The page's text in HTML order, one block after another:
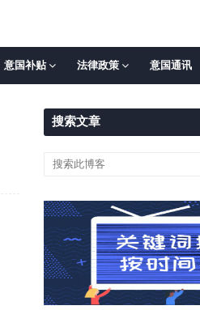
意国补贴 法律政策 意国通讯
搜索文章